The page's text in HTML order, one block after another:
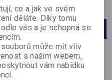
20 40 60
co a jak ve svém
děláte. Díky tomu
vás a je schopná se
může mít vliv
s naším webem,
vám nabídku